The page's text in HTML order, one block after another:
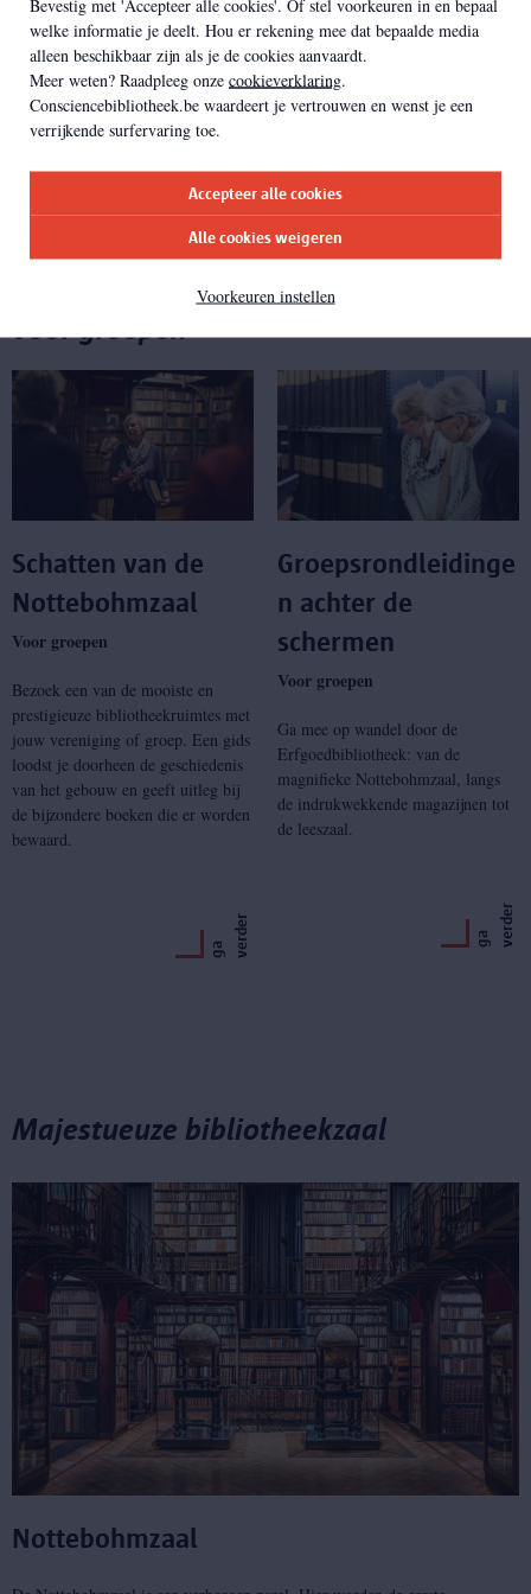
Bevestig met 'Accepteer alle cookies'. Of stel voorkeuren in en bepaal
welke informatie je deelt. Hou er rekening mee dat bepaalde media
alleen beschikbaar zijn als je de cookies aanvaardt.
Meer weten? Raadpleeg onze cookieverklaring.
Consciencebibliotheek.be waardeert je vertrouwen en wenst je een
verrijkende surfervaring toe.
Accepteer alle cookies
Alle cookies weigeren
Voorkeuren instellen
Voor groepen
Schatten van de
Nottebohmzaal
Voor groepen
Bezoek een van de mooiste en
prestigieuze bibliotheekruimtes met
jouw vereniging of groep. Een gids
loodst je doorheen de geschiedenis
van het gebouw en geeft uitleg bij
de bijzondere boeken die er worden
bewaard.
g
a
v
e
r
d
e r
Groepsrondleidinge
n achter de
schermen
Voor groepen
Ga mee op wandel door de
Erfgoedbibliotheek: van de
magnifieke Nottebohmzaal, langs
de indrukwekkende magazijnen tot
de leeszaal.
g
a
v
e
r
d
e r
Majestueuze bibliotheekzaal
Nottebohmzaal